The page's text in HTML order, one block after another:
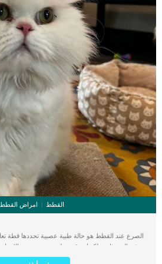
القطط امراض القطط
الصرع عند القطط هو حالة طبية عصبية تحددها قطة
غير المستثارة ولكنها تتوقف على مجموعة من
واحدة عرضية وفى هذه الحالة لا تتعامل معها على انها